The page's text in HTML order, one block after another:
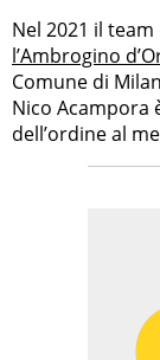
Nel 2021 il
l’Ambrogino
Comune di
Nico Acampora
dell’ordine al